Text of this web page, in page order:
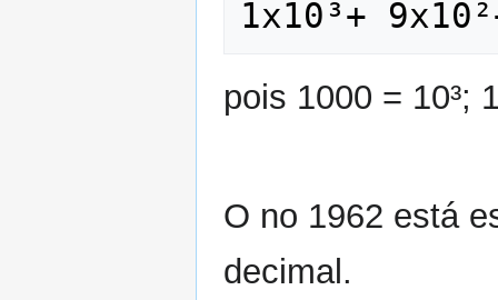
pois 1000 = 10³;
O no 1962 está
decimal.